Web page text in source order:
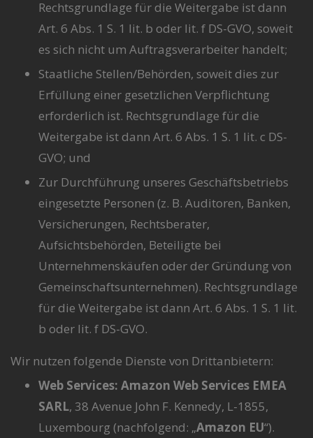
Rechtsgrundlage für die Weitergabe ist dann
Art. 6 Abs. 1 S. 1 lit. b oder lit. f DS-GVO, soweit
es sich nicht um Auftragsverarbeiter handelt;
Staatliche Stellen/Behörden, soweit dies zur
Erfüllung einer gesetzlichen Verpflichtung
erforderlich ist. Rechtsgrundlage für die
Weitergabe ist dann Art. 6 Abs. 1 S. 1 lit. c DS-
GVO; und
Zur Durchführung unseres Geschäftsbetriebs
eingesetzte Personen (z. B. Auditoren, Banken,
Versicherungen, Rechtsberater,
Aufsichtsbehörden, Beteiligte bei
Unternehmenskäufen oder der Gründung von
Gemeinschaftsunternehmen). Rechtsgrundlage
für die Weitergabe ist dann Art. 6 Abs. 1 S. 1 lit.
b oder lit. f DS-GVO.
Wir nutzen folgende Dienste von Drittanbietern:
Web Services: Amazon Web Services EMEA
SARL, 38 Avenue John F. Kennedy, L-1855,
Luxembourg (nachfolgend: „Amazon EU“).